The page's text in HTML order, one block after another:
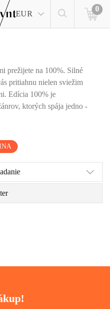
EUR
0
prežijete na 100%. Silné
pritiahnu nielen sviežim
Edícia 100% je
ktorých spája jedno -